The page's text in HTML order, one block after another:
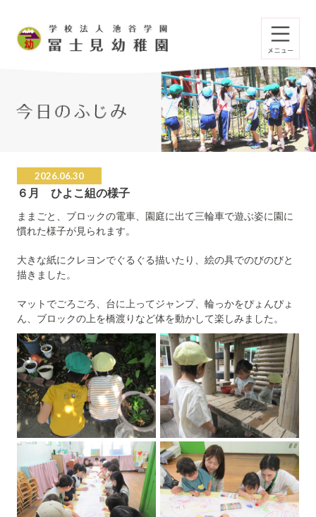
2026.06.30
６月 ひよこ組の様子
ままごと、ブロックの電車、園庭に出て三輪車で遊ぶ姿に園に
慣れた様子が見られます。
大きな紙にクレヨンでぐるぐる描いたり、絵の具でのびのびと
描きました。
マットでごろごろ、台に上ってジャンプ、輪っかをぴょんぴょ
ん、ブロックの上を橋渡りなど体を動かして楽しみました。